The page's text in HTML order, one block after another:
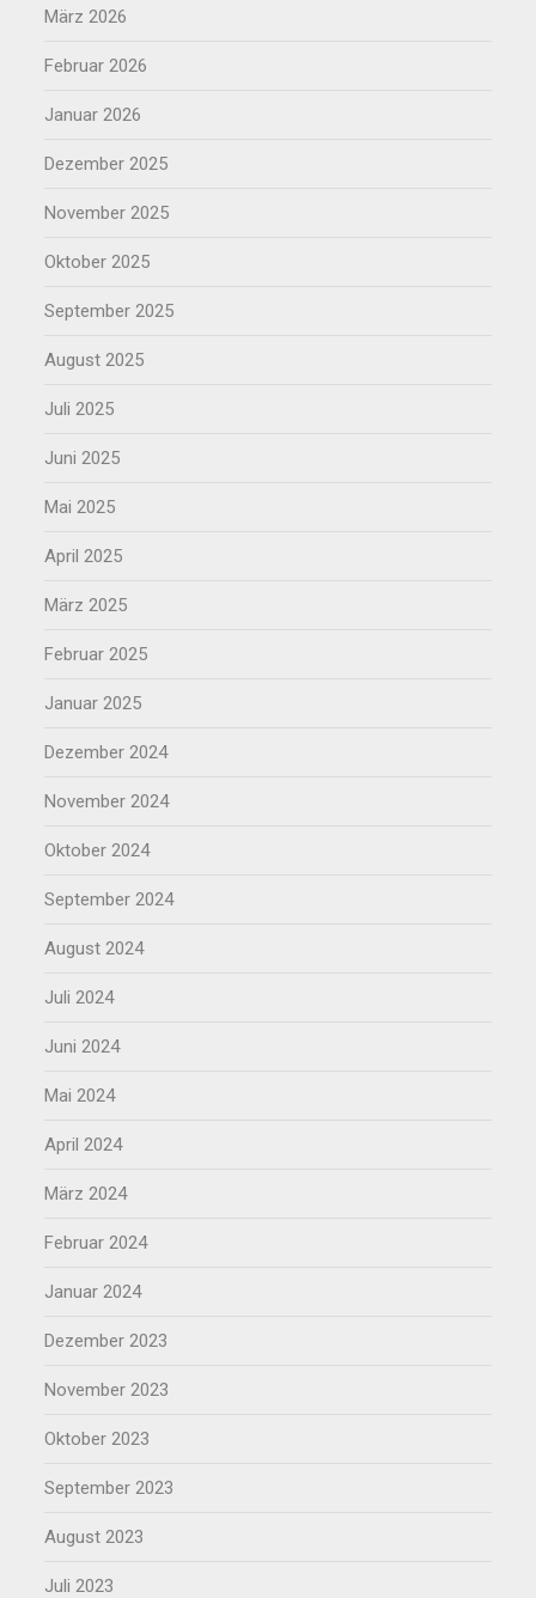
März 2026
Februar 2026
Januar 2026
Dezember 2025
November 2025
Oktober 2025
September 2025
August 2025
Juli 2025
Juni 2025
Mai 2025
April 2025
März 2025
Februar 2025
Januar 2025
Dezember 2024
November 2024
Oktober 2024
September 2024
August 2024
Juli 2024
Juni 2024
Mai 2024
April 2024
März 2024
Februar 2024
Januar 2024
Dezember 2023
November 2023
Oktober 2023
September 2023
August 2023
Juli 2023